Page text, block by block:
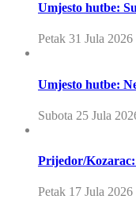
Umjesto hutbe:
Petak 31 Jula 2026
Umjesto hutbe:
Subota 25 Jula
Prijedor/Kozarac:
Petak 17 Jula 2026